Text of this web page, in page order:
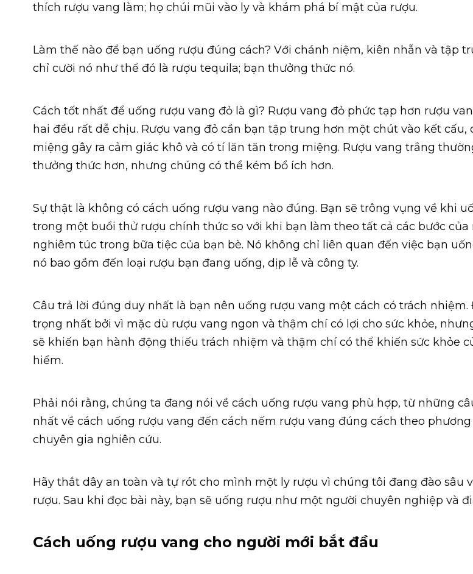
thích rượu vang làm; họ chúi mũi vào ly và khám phá bí mật của rượu.
Làm thế nào để bạn uống rượu đúng cách? Với chánh niệm, kiên nhẫn và tập
chỉ cười nó như thể đó là rượu tequila; bạn thưởng thức nó.
Cách tốt nhất để uống rượu vang đỏ là gì? Rượu vang đỏ phức tạp hơn rượu
hai đều rất dễ chịu. Rượu vang đỏ cần bạn tập trung hơn một chút vào kết cấu,
miệng gây ra cảm giác khô và có tí lăn tăn trong miệng. Rượu vang trắng
thưởng thức hơn, nhưng chúng có thể kém bổ ích hơn.
Sự thật là không có cách uống rượu vang nào đúng. Bạn sẽ trông vụng về khi
trong một buổi thử rượu chính thức so với khi bạn làm theo tất cả các bước
nghiêm túc trong bữa tiệc của bạn bè. Nó không chỉ liên quan đến việc bạn
nó bao gồm đến loại rượu bạn đang uống, dịp lễ và công ty.
Câu trả lời đúng duy nhất là bạn nên uống rượu vang một cách có trách nhiệm.
trọng nhất bởi vì mặc dù rượu vang ngon và thậm chí có lợi cho sức khỏe,
sẽ khiến bạn hành động thiếu trách nhiệm và thậm chí có thể khiến sức khỏe
hiểm.
Phải nói rằng, chúng ta đang nói về cách uống rượu vang phù hợp, từ những
nhất về cách uống rượu vang đến cách nếm rượu vang đúng cách theo
chuyên gia nghiên cứu.
Hãy thắt dây an toàn và tự rót cho mình một ly rượu vì chúng tôi đang đào sâu
rượu. Sau khi đọc bài này, bạn sẽ uống rượu như một người chuyên nghiệp và
Cách uống rượu vang cho người mới bắt đầu